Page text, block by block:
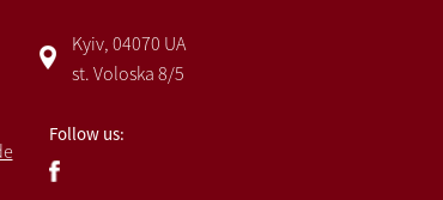
Kyiv, 04070 UA
st. Voloska 8/5
Follow us: